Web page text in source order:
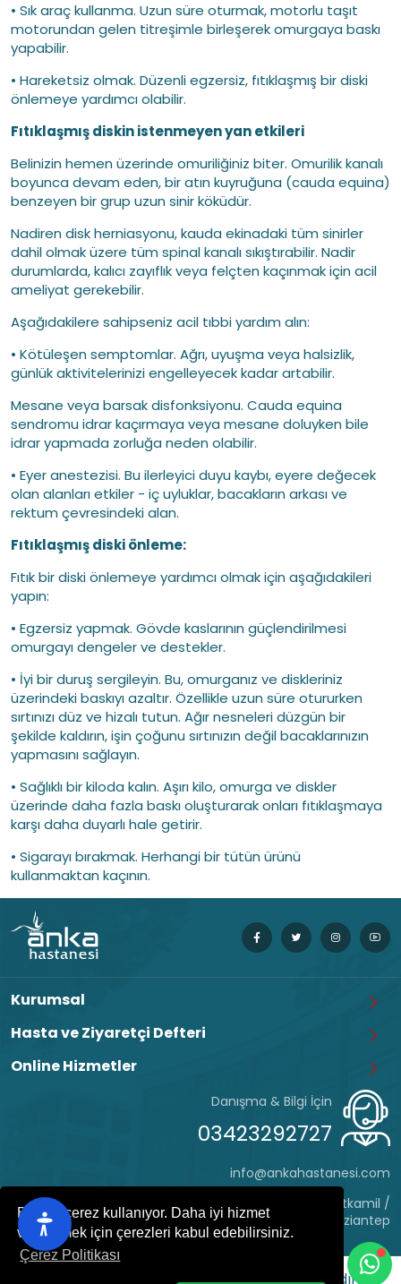
Bu site çerez kullanıyor. Daha iyi hizmet
verebilmek için çerezleri kabul edebilirsiniz.
Çerez Politikası
• Sık araç kullanma. Uzun süre oturmak, motorlu taşıt
motorundan gelen titreşimle birleşerek omurgaya baskı
yapabilir.
• Hareketsiz olmak. Düzenli egzersiz, fıtıklaşmış bir diski
önlemeye yardımcı olabilir.
Fıtıklaşmış diskin istenmeyen yan etkileri
Belinizin hemen üzerinde omuriliğiniz biter. Omurilik kanalı
boyunca devam eden, bir atın kuyruğuna (cauda equina)
benzeyen bir grup uzun sinir köküdür.
Nadiren disk herniasyonu, kauda ekinadaki tüm sinirler
dahil olmak üzere tüm spinal kanalı sıkıştırabilir. Nadir
durumlarda, kalıcı zayıflık veya felçten kaçınmak için acil
ameliyat gerekebilir.
Aşağıdakilere sahipseniz acil tıbbi yardım alın:
• Kötüleşen semptomlar. Ağrı, uyuşma veya halsizlik,
günlük aktivitelerinizi engelleyecek kadar artabilir.
Mesane veya barsak disfonksiyonu. Cauda equina
sendromu idrar kaçırmaya veya mesane doluyken bile
idrar yapmada zorluğa neden olabilir.
• Eyer anestezisi. Bu ilerleyici duyu kaybı, eyere değecek
olan alanları etkiler - iç uyluklar, bacakların arkası ve
rektum çevresindeki alan.
Fıtıklaşmış diski önleme:
Fıtık bir diski önlemeye yardımcı olmak için aşağıdakileri
yapın:
• Egzersiz yapmak. Gövde kaslarının güçlendirilmesi
omurgayı dengeler ve destekler.
• İyi bir duruş sergileyin. Bu, omurganız ve diskleriniz
üzerindeki baskıyı azaltır. Özellikle uzun süre otururken
sırtınızı düz ve hizalı tutun. Ağır nesneleri düzgün bir
şekilde kaldırın, işin çoğunu sırtınızın değil bacaklarınızın
yapmasını sağlayın.
• Sağlıklı bir kiloda kalın. Aşırı kilo, omurga ve diskler
üzerinde daha fazla baskı oluşturarak onları fıtıklaşmaya
karşı daha duyarlı hale getirir.
• Sigarayı bırakmak. Herhangi bir tütün ürünü
kullanmaktan kaçının.
Kurumsal
Hasta ve Ziyaretçi Defteri
Online Hizmetler
Danışma & Bilgi İçin
03423292727
info@ankahastanesi.com
Eyüp Sultan Mh. Hafız Tevfik Cd. No:162 Şehitkamil /
Gaziantep
© 2022 - Her hakkı saklıdır.